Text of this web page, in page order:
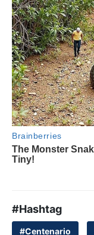
#Hashtag
#Centenario